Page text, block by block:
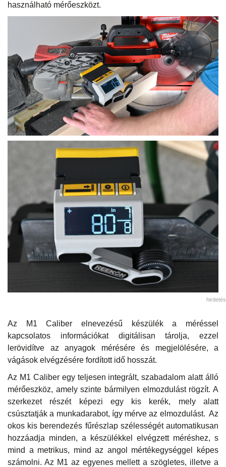
használható mérőeszközt.
hirdetés
Az M1 Caliber elnevezésű készülék a méréssel
kapcsolatos információkat digitálisan tárolja, ezzel
lerövidítve az anyagok mérésére és megjelölésére, a
vágások elvégzésére fordított idő hosszát.
Az M1 Caliber egy teljesen integrált, szabadalom alatt álló
mérőeszköz, amely szinte bármilyen elmozdulást rögzít. A
szerkezet részét képezi egy kis kerék, mely alatt
csúsztatják a munkadarabot, így mérve az elmozdulást. Az
okos kis berendezés fűrészlap szélességét automatikusan
hozzáadja minden, a készülékkel elvégzett méréshez, s
mind a metrikus, mind az angol mértékegységgel képes
számolni. Az M1 az egyenes mellett a szögletes, illetve a